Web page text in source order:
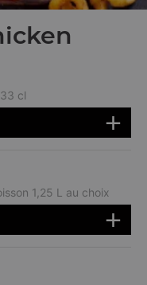
cl
1,25 L au choix